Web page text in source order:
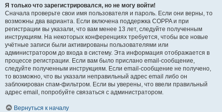
Я только что зарегистрировался, но не могу войти!
Сначала проверьте свои имя пользователя и пароль. Если они верны, то
возможны два варианта. Если включена поддержка COPPA и при
регистрации вы указали, что вам менее 13 лет, следуйте полученным
инструкциям. На некоторых конференциях требуется, чтобы все новые
учётные записи были активированы пользователями или
администратором до входа в систему. Эта информация отображается в
процессе регистрации. Если вам было прислано email-сообщение,
следуйте полученным инструкциям. Если email-сообщение не получено,
то возможно, что вы указали неправильный адрес email либо он
заблокирован спам-фильтром. Если вы уверены, что ввели правильный
адрес email, попробуйте связаться с администратором.
Вернуться к началу